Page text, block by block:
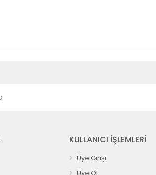
KULLANICI İŞLEMLERİ
Üye Girişi
Üye Ol